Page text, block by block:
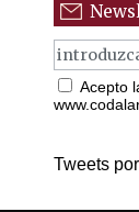
Acepto
Tweets